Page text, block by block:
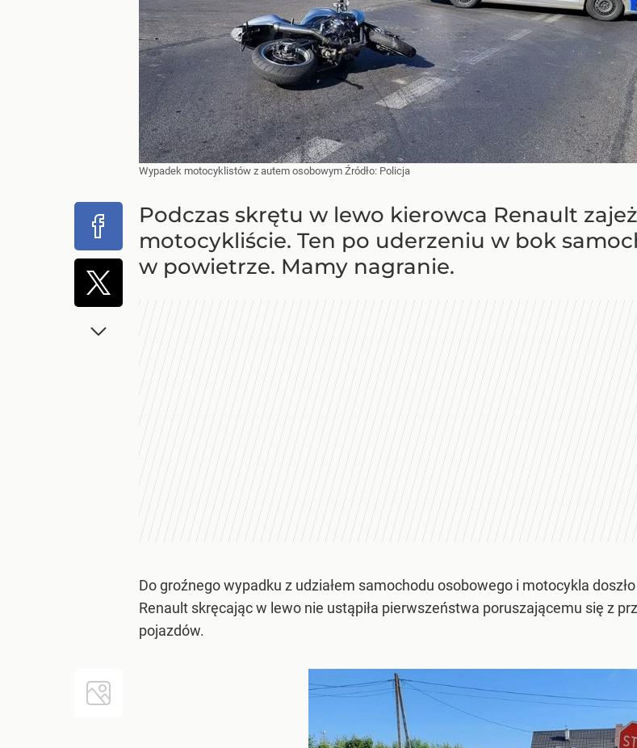
Wypadek motocyklistów z autem osobowym Źródło: Policja
Podczas skrętu w lewo kierowca Renault
motocykliście. Ten po uderzeniu w bok
w powietrze. Mamy nagranie.
Do groźnego wypadku z udziałem samochodu osobowego i motocykla
Renault skręcając w lewo nie ustąpiła pierwszeństwa poruszającemu się z
pojazdów.